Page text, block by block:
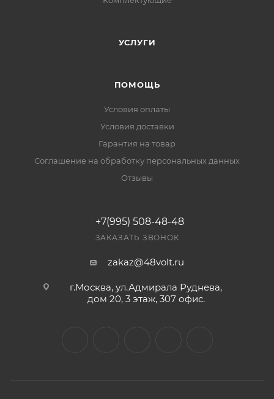
УСЛУГИ
ПОМОЩЬ
Условия оплаты
Условия доставки
Гарантия на товар
Соглашение на обработку персональных данных
Отзывы
+7(995) 508-48-48
ЗАКАЗАТЬ ЗВОНОК
zakaz@48volt.ru
г.Москва, ул.Адмирала Руднева,
дом 20, 3 этаж, 307 офис.